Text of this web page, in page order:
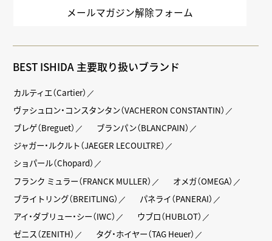
メールマガジン解除フォーム
BEST ISHIDA 主要取り扱いブランド
カルティエ（Cartier）
ヴァシュロン・コンスタンタン（VACHERON CONSTANTIN）
ブレゲ（Breguet）
ブランパン（BLANCPAIN）
ジャガー・ルクルト（JAEGER LECOULTRE）
ショパール（Chopard）
フランク ミュラー（FRANCK MULLER）
オメガ（OMEGA）
ブライトリング（BREITLING）
パネライ（PANERAI）
アイ・ダブリュー・シー（IWC）
ウブロ（HUBLOT）
ゼニス（ZENITH）
タグ・ホイヤー（TAG Heuer）